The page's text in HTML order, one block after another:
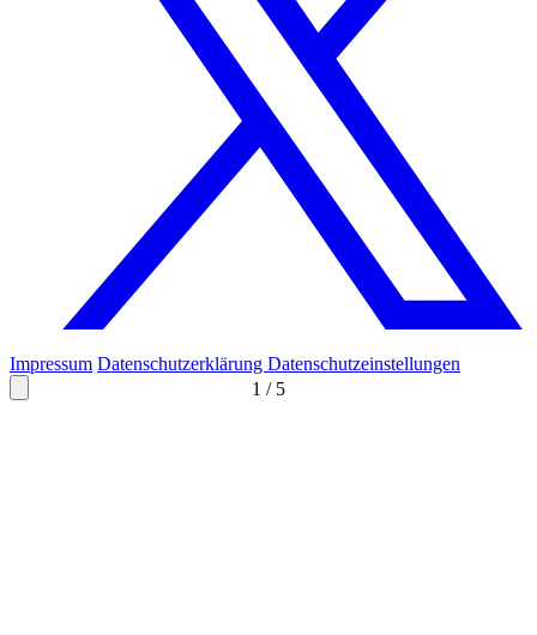
1 / 5
Impressum Datenschutzerklärung Datenschutzeinstellungen